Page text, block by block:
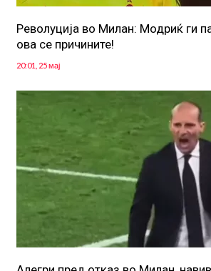
Револуција во Милан: Модриќ ги
ова се причините!
20:01, 25 мај